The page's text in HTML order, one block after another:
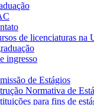
de licenciaturas
ingresso
de Estágios
Normativa de
para fins de